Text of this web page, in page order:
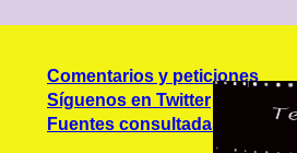
Comentarios y peticiones
Síguenos en Twitter
Fuentes consultadas